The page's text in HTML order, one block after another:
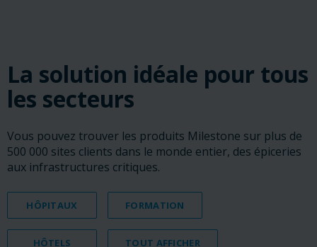
La solution idéale pour tous
les secteurs
Vous pouvez trouver les produits Milestone sur plus de
500 000 sites clients dans le monde entier, des épiceries
aux infrastructures critiques.
HÔPITAUX FORMATION
HÔTELS TOUT AFFICHER